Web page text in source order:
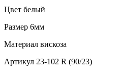
Цвет белый
Размер 6мм
Материал вискоза
Артикул 23-102 R (90/23)